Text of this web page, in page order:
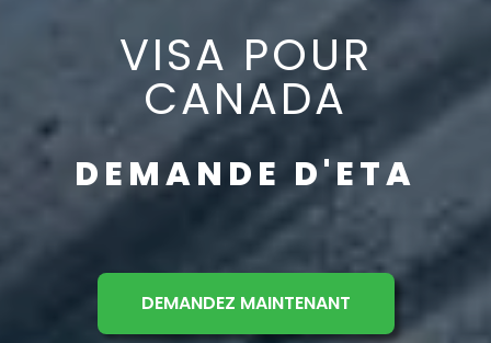
VISA POUR
CANADA
DEMANDE D'ETA
DEMANDEZ MAINTENANT